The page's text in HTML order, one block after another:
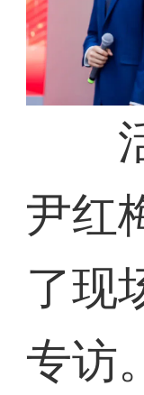
活
尹红
了现
专访。